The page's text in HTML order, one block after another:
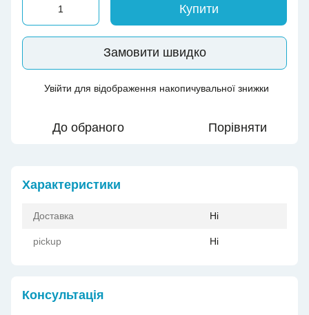
Купити
Замовити швидко
Увійти для відображення накопичувальної знижки
До обраного Порівняти
Характеристики
Доставка Ні
pickup Ні
Консультація